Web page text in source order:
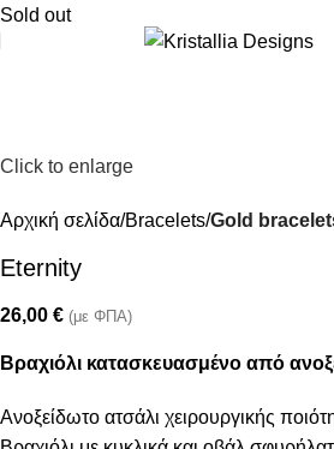
Sold out
Click to enlarge
Αρχική σελίδα Bracelets Gold
Eternity
26,00 € (με ΦΠΑ)
Βραχιόλι κατασκευασμένο από
Ανοξείδωτο ατσάλι χειρουργικής